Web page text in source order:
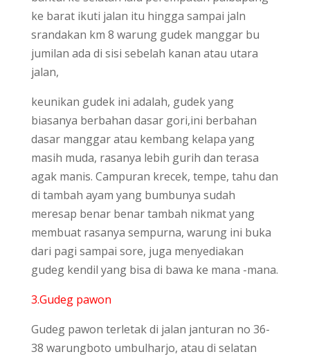
ke barat ikuti jalan itu hingga sampai jaln
srandakan km 8 warung gudek manggar bu
jumilan ada di sisi sebelah kanan atau utara
jalan,
keunikan gudek ini adalah, gudek yang
biasanya berbahan dasar gori,ini berbahan
dasar manggar atau kembang kelapa yang
masih muda, rasanya lebih gurih dan terasa
agak manis. Campuran krecek, tempe, tahu dan
di tambah ayam yang bumbunya sudah
meresap benar benar tambah nikmat yang
membuat rasanya sempurna, warung ini buka
dari pagi sampai sore, juga menyediakan
gudeg kendil yang bisa di bawa ke mana -mana.
3.Gudeg pawon
Gudeg pawon terletak di jalan janturan no 36-
38 warungboto umbulharjo, atau di selatan